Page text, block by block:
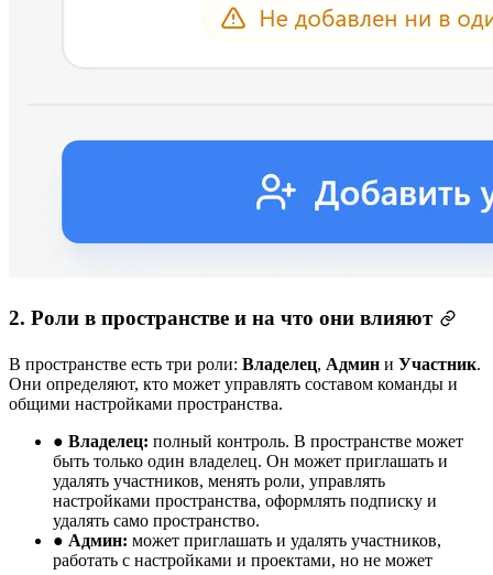
2. Роли в пространстве и на что они влияют
В пространстве есть три роли: Владелец, Админ и Участник.
Они определяют, кто может управлять составом команды и
общими настройками пространства.
● Владелец: полный контроль. В пространстве может
быть только один владелец. Он может приглашать и
удалять участников, менять роли, управлять
настройками пространства, оформлять подписку и
удалять само пространство.
● Админ: может приглашать и удалять участников,
работать с настройками и проектами, но не может